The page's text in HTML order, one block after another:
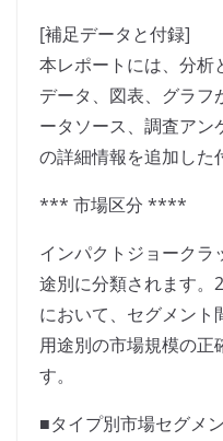
[補足データと付録]
本レポートには、分析
データ、図表、グラフ
ータソース、調査アン
の詳細情報を追加した
*** 市場区分 ****
インパクトジョークラ
途別に分類されます。
において、セグメント
用途別の市場規模の正
す。
■タイプ別市場セグメ